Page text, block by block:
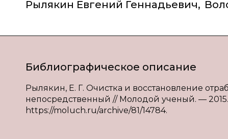
Рылякин Евгений Геннадьевич,
Библиографическое описание
Рылякин, Е. Г. Очистка и восстановление
непосредственный // Молодой ученый. —
https://moluch.ru/archive/81/14784.